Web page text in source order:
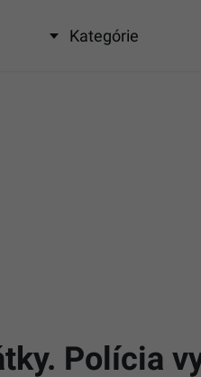
Kategórie
Polícia